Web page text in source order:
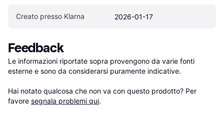
Creato presso Klarna 2026-01-17
Feedback
Le informazioni riportate sopra provengono da varie fonti
esterne e sono da considerarsi puramente indicative.
Hai notato qualcosa che non va con questo prodotto? Per
favore segnala problemi qui.